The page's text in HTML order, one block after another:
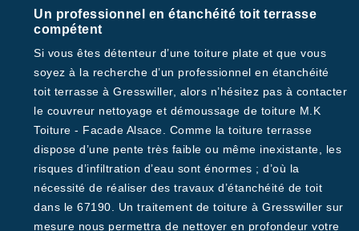
Un professionnel en étanchéité toit terrasse
compétent
Si vous êtes détenteur d’une toiture plate et que vous
soyez à la recherche d’un professionnel en étanchéité
toit terrasse à Gresswiller, alors n’hésitez pas à contacter
le couvreur nettoyage et démoussage de toiture M.K
Toiture - Facade Alsace. Comme la toiture terrasse
dispose d’une pente très faible ou même inexistante, les
risques d’infiltration d’eau sont énormes ; d’où la
nécessité de réaliser des travaux d’étanchéité de toit
dans le 67190. Un traitement de toiture à Gresswiller sur
mesure nous permettra de nettoyer en profondeur votre